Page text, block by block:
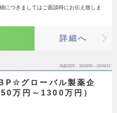
につきましてはご面談時にお伝え致しま
詳細へ
掲載期間 26/08/06～26/08/19
グローバル製薬企
万円～1300万円）